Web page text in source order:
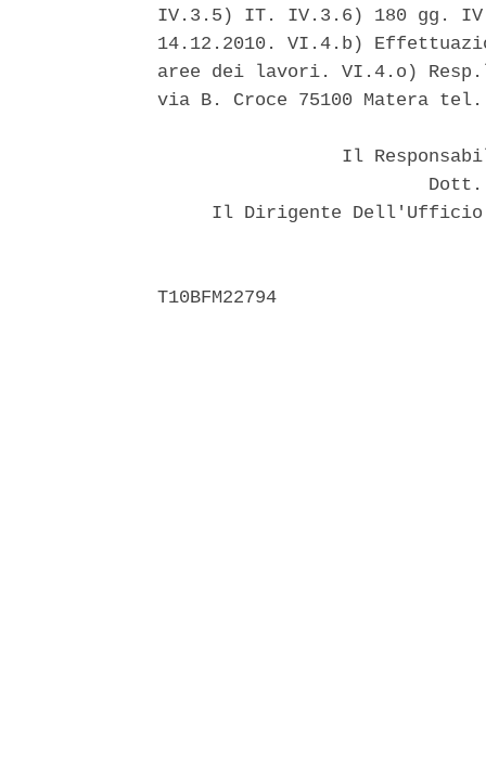
IV.3.5) IT. IV.3.6) 180 gg.
14.12.2010. VI.4.b)
aree dei lavori. VI.4.o)
via B. Croce 75100 Matera
Il
Il Dirigente